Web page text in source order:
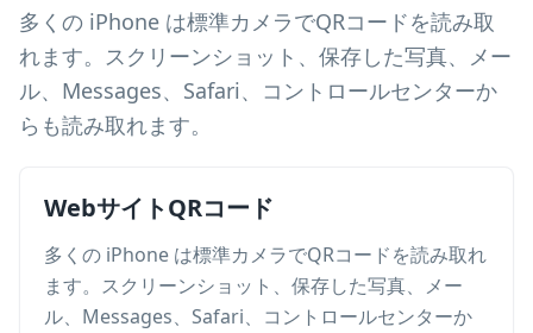
多くの iPhone は標準カメラでQRコードを読み取
れます。スクリーンショット、保存した写真、メー
ル、Messages、Safari、コントロールセンターか
らも読み取れます。
WebサイトQRコード
多くの iPhone は標準カメラでQRコードを読み取れ
ます。スクリーンショット、保存した写真、メー
ル、Messages、Safari、コントロールセンターか